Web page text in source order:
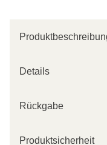
Details
Rückgabe
Produktsicherheit